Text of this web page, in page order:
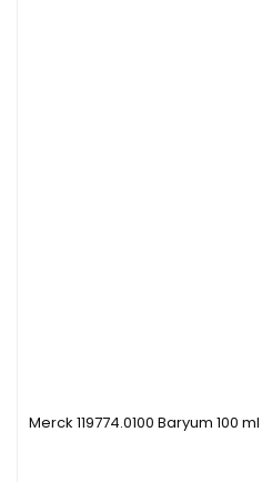
Merck 119774.0100 Baryum 100